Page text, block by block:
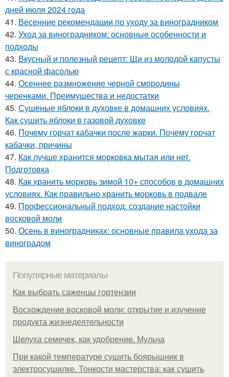
дней июля 2024 года
41. Весенние рекомендации по уходу за виноградником
42. Уход за виноградником: основные особенности и
подходы
43. Вкусный и полезный рецепт: Щи из молодой капусты
с красной фасолью
44. Осеннее размножение черной смородины
черенками. Преимущества и недостатки
45. Сушеные яблоки в духовке в домашних условиях.
Как сушить яблоки в газовой духовке
46. Почему горчат кабачки после жарки. Почему горчат
кабачки, причины
47. Как лучше хранится морковка мытая или нет.
Подготовка
48. Как хранить морковь зимой 10+ способов в домашних
условиях. Как правильно хранить морковь в подвале
49. Профессиональный подход: создание настойки
восковой моли
50. Осень в виноградниках: основные правила ухода за
виноградом
Популярные материалы
Как выбрать саженцы гортензии
Восхождение восковой моли: открытие и изучение
продукта жизнедеятельности
Шелуха семечек, как удобрение. Мульча
При какой температуре сушить боярышник в
электросушилке. Тонкости мастерства: как сушить